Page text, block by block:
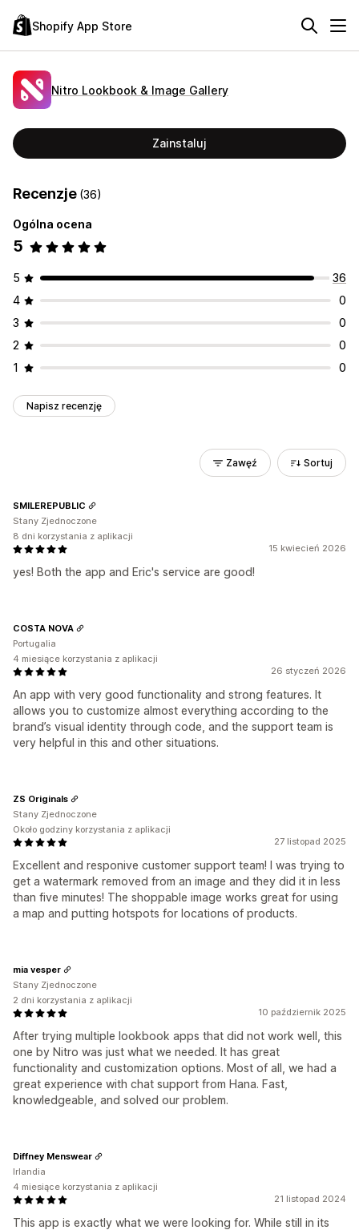
Shopify App Store
Nitro Lookbook & Image Gallery
Zainstaluj
Recenzje (36)
Ogólna ocena
5
5
36
4
0
3
0
2
0
1
0
Napisz recenzję
Zawęź Sortuj
15 kwiecień 2026
yes! Both the app and Eric's service are good!
SMILEREPUBLIC
Stany Zjednoczone
8 dni korzystania z aplikacji
26 styczeń 2026
An app with very good functionality and strong features. It
allows you to customize almost everything according to the
brand’s visual identity through code, and the support team is
very helpful in this and other situations.
COSTA NOVA
Portugalia
4 miesiące korzystania z aplikacji
27 listopad 2025
Excellent and responive customer support team! I was trying to
get a watermark removed from an image and they did it in less
than five minutes! The shoppable image works great for using
a map and putting hotspots for locations of products.
ZS Originals
Stany Zjednoczone
Około godziny korzystania z aplikacji
10 październik 2025
After trying multiple lookbook apps that did not work well, this
one by Nitro was just what we needed. It has great
functionality and customization options. Most of all, we had a
great experience with chat support from Hana. Fast,
knowledgeable, and solved our problem.
mia vesper
Stany Zjednoczone
2 dni korzystania z aplikacji
21 listopad 2024
This app is exactly what we were looking for. While still in its
Diffney Menswear
Irlandia
4 miesiące korzystania z aplikacji